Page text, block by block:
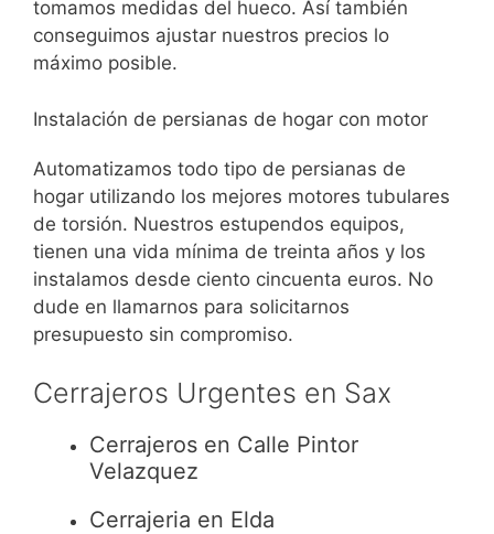
tomamos medidas del hueco. Así también
conseguimos ajustar nuestros precios lo
máximo posible.
Instalación de persianas de hogar con motor
Automatizamos todo tipo de persianas de
hogar utilizando los mejores motores tubulares
de torsión. Nuestros estupendos equipos,
tienen una vida mínima de treinta años y los
instalamos desde ciento cincuenta euros. No
dude en llamarnos para solicitarnos
presupuesto sin compromiso.
Cerrajeros Urgentes en Sax
Cerrajeros en Calle Pintor
Velazquez
Cerrajeria en Elda